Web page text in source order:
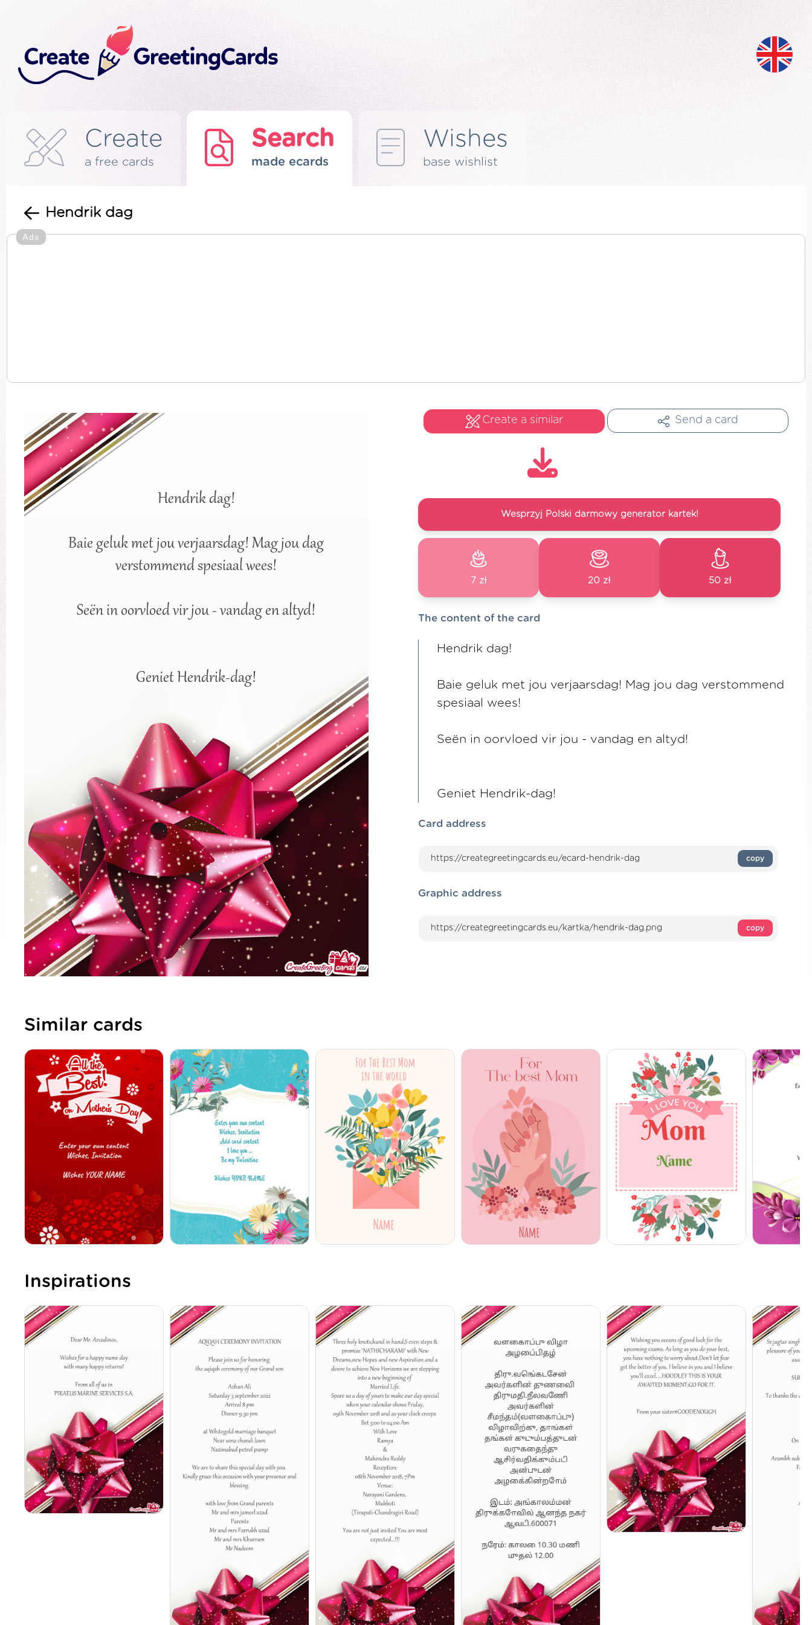
Create
a free cards
Search
made ecards
Wishes
base wishlist
Hendrik dag
Ads
Create a similar Send a card
Wesprzyj Polski darmowy generator kartek!
7 zł 20 zł 50 zł
The content of the card
Hendrik dag!
Baie geluk met jou verjaarsdag! Mag jou dag verstommend
spesiaal wees!
Seën in oorvloed vir jou - vandag en altyd!
Geniet Hendrik-dag!
Card address
copy
Graphic address
copy
Similar cards
Inspirations